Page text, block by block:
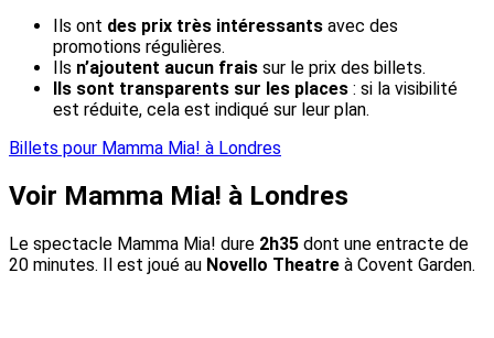
Ils ont des prix très intéressants avec des
promotions régulières.
Ils n’ajoutent aucun frais sur le prix des billets.
Ils sont transparents sur les places : si la visibilité
est réduite, cela est indiqué sur leur plan.
Billets pour Mamma Mia! à Londres
Voir Mamma Mia! à Londres
Le spectacle Mamma Mia! dure 2h35 dont une entracte de
20 minutes. Il est joué au Novello Theatre à Covent Garden.